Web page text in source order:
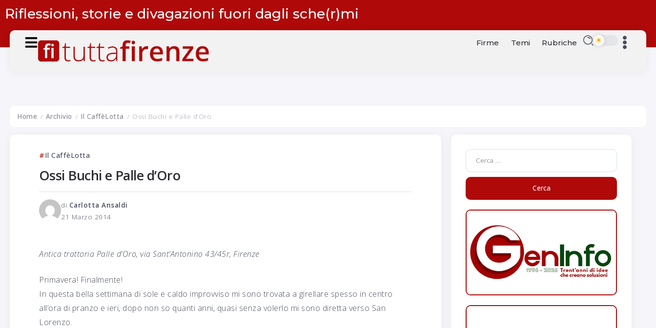
Riflessioni, storie e divagazioni fuori dagli sche(r)mi
Firme Temi Rubriche
Home / Archivio / Il CaffèLotta / Ossi Buchi e Palle d’Oro
Il CaffèLotta
Ossi Buchi e Palle d’Oro
di Carlotta Ansaldi
21 Marzo 2014
Antica trattoria Palle d’Oro, via Sant’Antonino 43/45r, Firenze
Primavera! Finalmente!
In questa bella settimana di sole e caldo improvviso mi sono trovata a girellare spesso in centro
all’ora di pranzo e ieri, dopo non so quanti anni, quasi senza volerlo mi sono diretta verso San
Lorenzo.